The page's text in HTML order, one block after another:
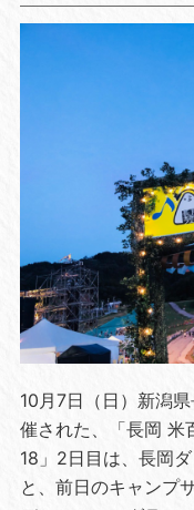
10月7日（日）新潟
催された、「長岡 米
18」2日目は、長岡
と、前日のキャンプ